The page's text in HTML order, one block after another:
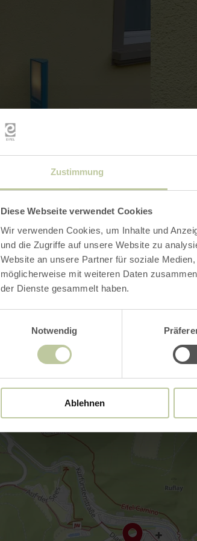
Zustimmung
Diese Webseite verwendet Cookies
Wir verwenden Cookies, um Inhalte und
und die Zugriffe auf unsere Website zu
Website an unsere Partner für soziale
möglicherweise mit weiteren Daten
der Dienste gesammelt haben.
Notwendig
Ablehnen